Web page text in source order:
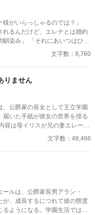
がいらっしゃるのでは？」
れるんだけど、エレナとは婚約
染み」 「それにあいつはひと
者同然の幼馴染から捨てられ
」 その言葉でパートナー同伴
出した。いつものとおりライ
参加の返事を出していたの
著しく評価を下げる。今後、
と考えるのであれば、父親か
う。 「よければ僕と一緒に行
文字数：8,760
りません
公爵家の長女として王立学園
いた手紙が彼女の世界を揺る
最初は信じられなかったが、
レーヌを心配し、セラフィー
ーナは、一年
じ込められていた。幸せだっ
ファンタジー異世界系は、途
文字数：48,466
ルは、公爵家長男アラン・
が、成長するにつれて彼の態度
ようになる。学園生活ではア